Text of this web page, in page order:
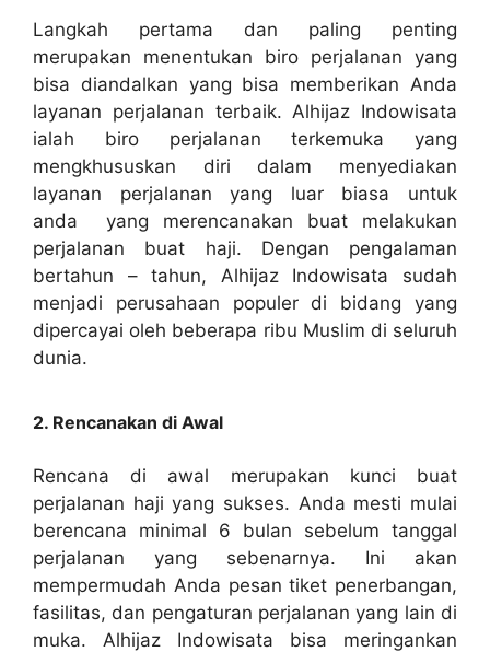
Langkah pertama dan paling penting
merupakan menentukan biro perjalanan yang
bisa diandalkan yang bisa memberikan Anda
layanan perjalanan terbaik. Alhijaz Indowisata
ialah biro perjalanan terkemuka yang
mengkhususkan diri dalam menyediakan
layanan perjalanan yang luar biasa untuk
anda yang merencanakan buat melakukan
perjalanan buat haji. Dengan pengalaman
bertahun – tahun, Alhijaz Indowisata sudah
menjadi perusahaan populer di bidang yang
dipercayai oleh beberapa ribu Muslim di seluruh
dunia.
2. Rencanakan di Awal
Rencana di awal merupakan kunci buat
perjalanan haji yang sukses. Anda mesti mulai
berencana minimal 6 bulan sebelum tanggal
perjalanan yang sebenarnya. Ini akan
mempermudah Anda pesan tiket penerbangan,
fasilitas, dan pengaturan perjalanan yang lain di
muka. Alhijaz Indowisata bisa meringankan